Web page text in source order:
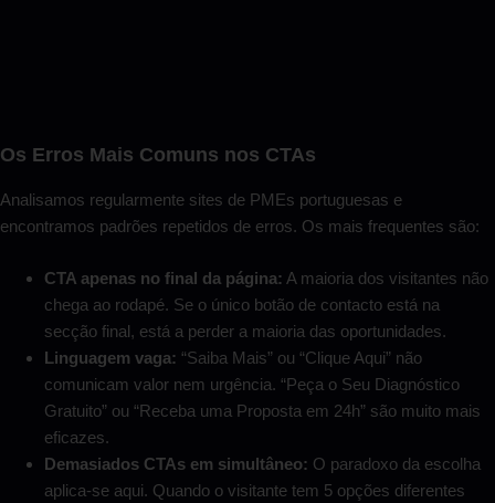
Os Erros Mais Comuns nos CTAs
Analisamos regularmente sites de PMEs portuguesas e
encontramos padrões repetidos de erros. Os mais frequentes são:
CTA apenas no final da página: A maioria dos visitantes não
chega ao rodapé. Se o único botão de contacto está na
secção final, está a perder a maioria das oportunidades.
Linguagem vaga: “Saiba Mais” ou “Clique Aqui” não
comunicam valor nem urgência. “Peça o Seu Diagnóstico
Gratuito” ou “Receba uma Proposta em 24h” são muito mais
eficazes.
Demasiados CTAs em simultâneo: O paradoxo da escolha
aplica-se aqui. Quando o visitante tem 5 opções diferentes